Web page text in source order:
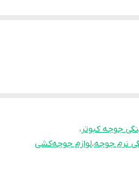
جوجه کبوتر،
نرم جوجه،لوازم جوجه‌کشی